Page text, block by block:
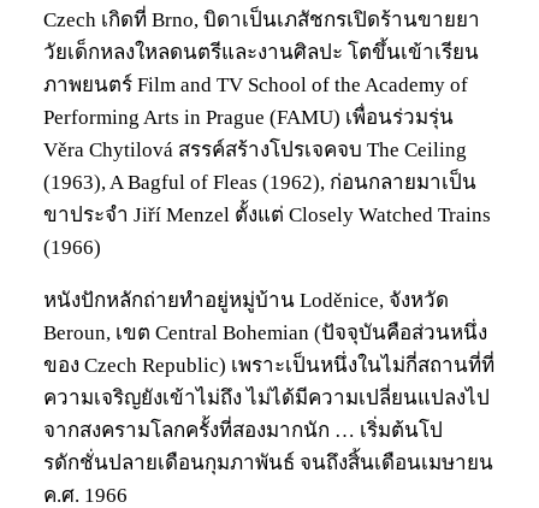
Czech เกิดที่ Brno, บิดาเป็นเภสัชกรเปิดร้านขายยา
วัยเด็กหลงใหลดนตรีและงานศิลปะ โตขึ้นเข้าเรียน
ภาพยนตร์ Film and TV School of the Academy of
Performing Arts in Prague (FAMU) เพื่อนร่วมรุ่น
Věra Chytilová สรรค์สร้างโปรเจคจบ The Ceiling
(1963), A Bagful of Fleas (1962), ก่อนกลายมาเป็น
ขาประจำ Jiří Menzel ตั้งแต่ Closely Watched Trains
(1966)
หนังปักหลักถ่ายทำอยู่หมู่บ้าน Loděnice, จังหวัด
Beroun, เขต Central Bohemian (ปัจจุบันคือส่วนหนึ่ง
ของ Czech Republic) เพราะเป็นหนึ่งในไม่กี่สถานที่ที่
ความเจริญยังเข้าไม่ถึง ไม่ได้มีความเปลี่ยนแปลงไป
จากสงครามโลกครั้งที่สองมากนัก … เริ่มต้นโป
รดักชั่นปลายเดือนกุมภาพันธ์ จนถึงสิ้นเดือนเมษายน
ค.ศ. 1966